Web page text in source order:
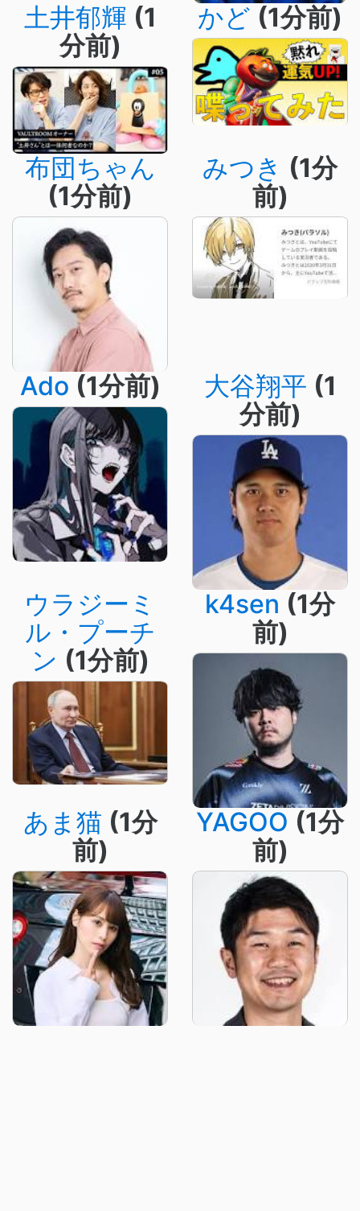
土井郁輝 (1
分前)
かど (1分前)
布団ちゃん
(1分前)
みつき (1分
前)
Ado (1分前) 大谷翔平 (1
分前)
ウラジーミ
ル・プーチ
ン (1分前)
k4sen (1分
前)
あま猫 (1分
前)
YAGOO (1分
前)